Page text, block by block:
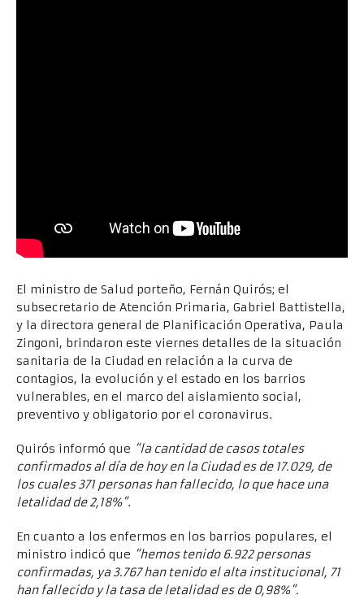
El ministro de Salud porteño, Fernán Quirós; el
subsecretario de Atención Primaria, Gabriel Battistella,
y la directora general de Planificación Operativa, Paula
Zingoni, brindaron este viernes detalles de la situación
sanitaria de la Ciudad en relación a la curva de
contagios, la evolución y el estado en los barrios
vulnerables, en el marco del aislamiento social,
preventivo y obligatorio por el coronavirus.
Quirós informó que “la cantidad de casos totales
confirmados al día de hoy en la Ciudad es de 17.029, de
los cuales 371 personas han fallecido, lo que hace una
letalidad de 2,18%”.
En cuanto a los enfermos en los barrios populares, el
ministro indicó que “hemos tenido 6.922 personas
confirmadas, ya 3.767 han tenido el alta institucional, 71
han fallecido y la tasa de letalidad es de 0,98%”.